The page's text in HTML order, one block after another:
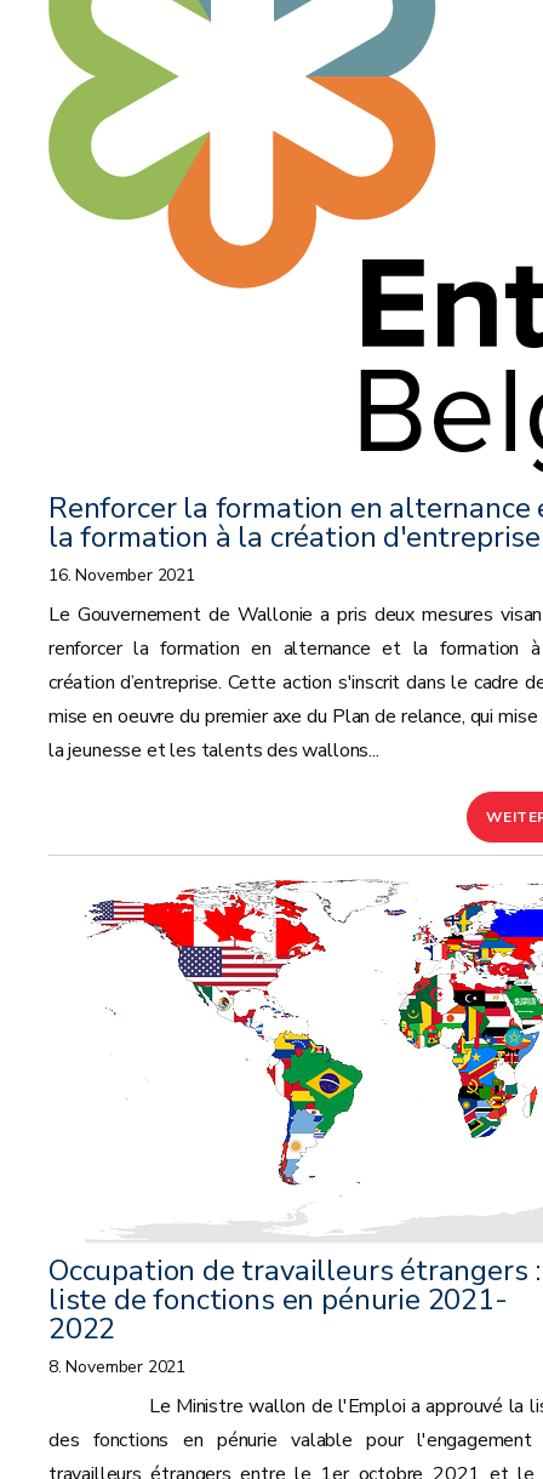
Renforcer la formation en alternance
la formation à la création d'entreprise
16. November 2021
Le Gouvernement de Wallonie a pris deux mesures
renforcer la formation en alternance et la formation
création d’entreprise. Cette action s'inscrit dans le cadre
mise en oeuvre du premier axe du Plan de relance, qui mise
la jeunesse et les talents des wallons...
Occupation de travailleurs étrangers :
liste de fonctions en pénurie 2021-
2022
8. November 2021
Le Ministre wallon de l'Emploi a approuvé la
des fonctions en pénurie valable pour l'engagement